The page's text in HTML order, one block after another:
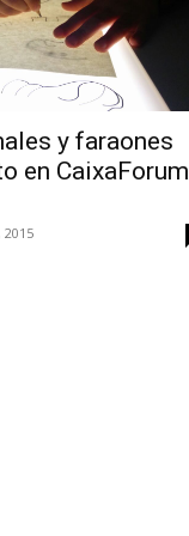
y faraones
en CaixaForum
2015